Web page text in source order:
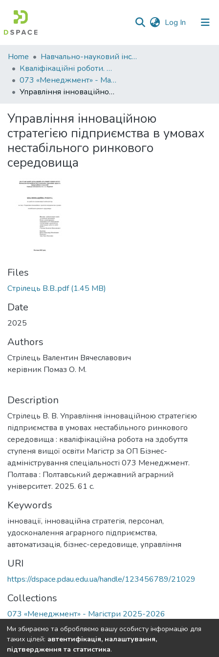
Log In (current)
Communities
&
Collections
All of DSpace
Statistics
Home
Навчально-науковий інститут економіки, управління, права та інформаційних технологій
Кваліфікаційні роботи. ННІ економіки, управління, права та ІТ
073 «Менеджмент» - Магістри 2025-2026
Управління інноваційною стратегією підприємства в умовах нестабільного ринкового середовища
Управління інноваційною
стратегією підприємства в умовах
нестабільного ринкового
середовища
Files
Стрілець В.В..pdf(1.45 MB)
Date
2025
Authors
Стрілець Валентин Вячеславович
керівник Помаз О. М.
Description
Стрілець В. В. Управління інноваційною стратегією
підприємства в умовах нестабільного ринкового
середовища : кваліфікаційна робота на здобуття
ступеня вищої освіти Магістр за ОП Бізнес-
адміністрування спеціальності 073 Менеджмент.
Полтава : Полтавський державний аграрний
університет. 2025. 61 с.
Keywords
інновації, інноваційна стратегія, персонал,
удосконалення аграрного підприємства,
автоматизація, бізнес-середовище, управління
URI
https://dspace.pdau.edu.ua/handle/123456789/21029
Collections
073 «Менеджмент» - Магістри 2025-2026
Full item page
Ми збираємо та обробляємо вашу особисту інформацію для
таких цілей: автентифікація, налаштування,
підтвердження та статистика.